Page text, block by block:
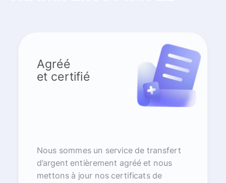
Agréé
et certifié
Nous sommes un service de transfert
d’argent entièrement agréé et nous
mettons à jour nos certificats de